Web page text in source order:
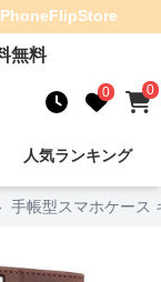
無料
0 0
人気ランキング
手帳型スマホケース